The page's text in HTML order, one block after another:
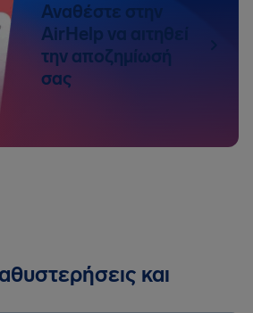
Αναθέστε στην
AirHelp να αιτηθεί
την αποζημίωσή
σας
και